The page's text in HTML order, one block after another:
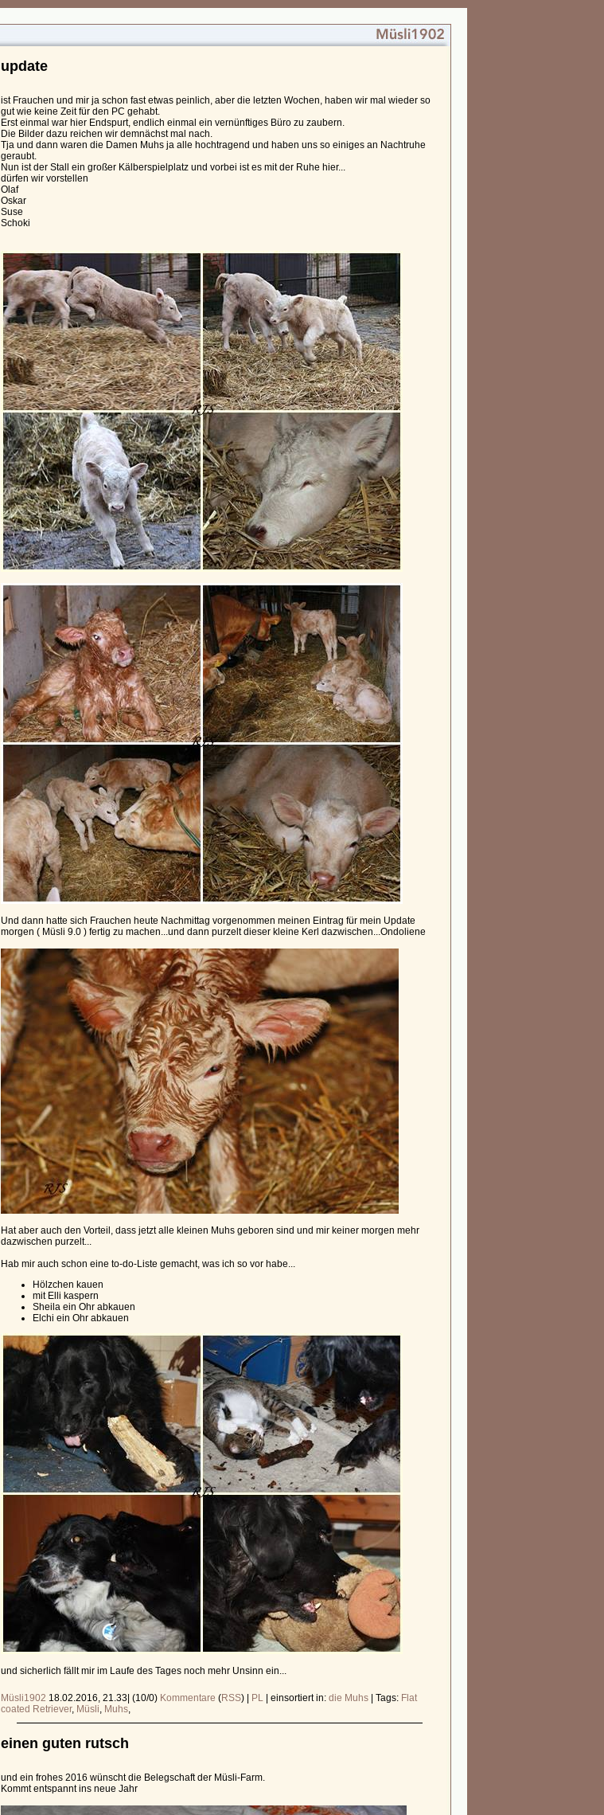
update
ist Frauchen und mir ja schon fast etwas peinlich, aber die letzten Wochen, haben wir mal wieder so
gut wie keine Zeit für den PC gehabt.
Erst einmal war hier Endspurt, endlich einmal ein vernünftiges Büro zu zaubern.
Die Bilder dazu reichen wir demnächst mal nach.
Tja und dann waren die Damen Muhs ja alle hochtragend und haben uns so einiges an Nachtruhe
geraubt.
Nun ist der Stall ein großer Kälberspielplatz und vorbei ist es mit der Ruhe hier...
dürfen wir vorstellen
Olaf
Oskar
Suse
Schoki
Und dann hatte sich Frauchen heute Nachmittag vorgenommen meinen Eintrag für mein Update
morgen ( Müsli 9.0 ) fertig zu machen...und dann purzelt dieser kleine Kerl dazwischen...Ondoliene
Hat aber auch den Vorteil, dass jetzt alle kleinen Muhs geboren sind und mir keiner morgen mehr
dazwischen purzelt...
Hab mir auch schon eine to-do-Liste gemacht, was ich so vor habe...
Hölzchen kauen
mit Elli kaspern
Sheila ein Ohr abkauen
Elchi ein Ohr abkauen
und sicherlich fällt mir im Laufe des Tages noch mehr Unsinn ein...
Müsli1902 18.02.2016, 21.33| (10/0) Kommentare (RSS) | PL | einsortiert in: die Muhs | Tags: Flat
coated Retriever, Müsli, Muhs,
einen guten rutsch
und ein frohes 2016 wünscht die Belegschaft der Müsli-Farm.
Kommt entspannt ins neue Jahr